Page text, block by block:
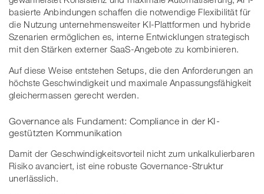
basierte Anbindungen schaffen die notwendige Flexibilität für
die Nutzung unternehmensweiter KI-Plattformen und hybride
Szenarien ermöglichen es, interne Entwicklungen strategisch
mit den Stärken externer SaaS-Angebote zu kombinieren.
Auf diese Weise entstehen Setups, die den Anforderungen an
höchste Geschwindigkeit und maximale Anpassungsfähigkeit
gleichermassen gerecht werden.
Governance als Fundament: Compliance in der KI-
gestützten Kommunikation
Damit der Geschwindigkeitsvorteil nicht zum unkalkulierbaren
Risiko avanciert, ist eine robuste Governance-Struktur
unerlässlich.